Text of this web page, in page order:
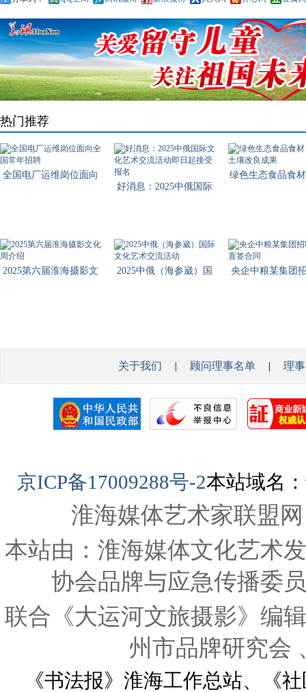
热门推荐
全国电厂运维岗位面向
好消息：2025中俄国际
绿色生态食品食
2025第六届淮海摄影文
2025中俄（海参崴）国
央企中粮某集团
关于我们 | 顾问理事名单 | 理
京ICP备17009288号-2本站域名
淮海媒体艺术家联盟
本站由：淮海媒体文化艺术
协会品牌与应急传播委
联合《大运河文旅摄影》编
州市品牌研究会
《书法报》淮海工作总站、《